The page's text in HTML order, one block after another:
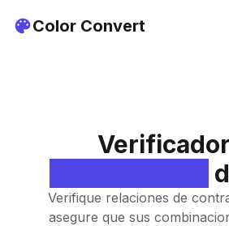
Color Convert
Verifique relaciones de
asegure que sus